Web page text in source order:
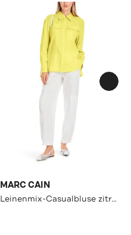
MARC CAIN
Leinenmix-Casualbluse zitronengelb